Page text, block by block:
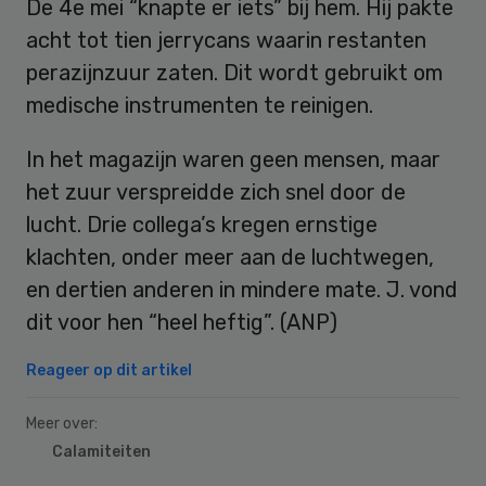
De 4e mei “knapte er iets” bij hem. Hij pakte
acht tot tien jerrycans waarin restanten
perazijnzuur zaten. Dit wordt gebruikt om
medische instrumenten te reinigen.
In het magazijn waren geen mensen, maar
het zuur verspreidde zich snel door de
lucht. Drie collega’s kregen ernstige
klachten, onder meer aan de luchtwegen,
en dertien anderen in mindere mate. J. vond
dit voor hen “heel heftig”. (ANP)
Reageer op dit artikel
Meer over:
Calamiteiten